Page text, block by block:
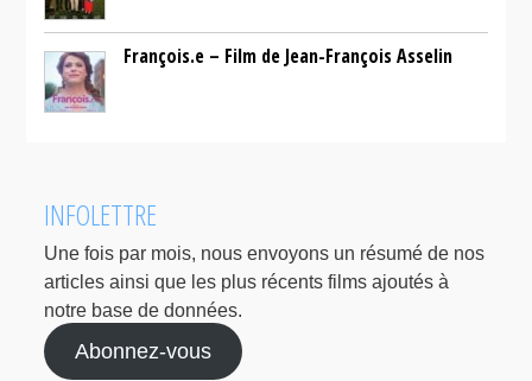
François.e – Film de Jean-François Asselin
INFOLETTRE
Une fois par mois, nous envoyons un résumé de nos
articles ainsi que les plus récents films ajoutés à
notre base de données.
Abonnez-vous